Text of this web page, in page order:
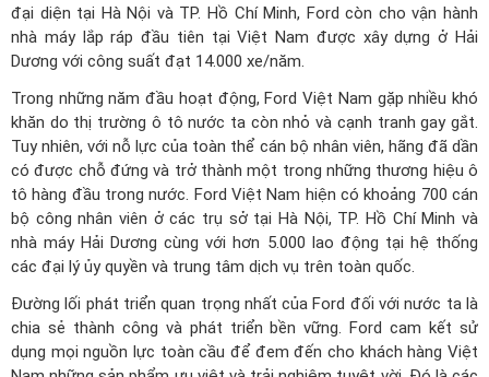
đại diện tại Hà Nội và TP. Hồ Chí Minh, Ford còn cho vận hành
nhà máy lắp ráp đầu tiên tại Việt Nam được xây dựng ở Hải
Dương với công suất đạt 14.000 xe/năm.
Trong những năm đầu hoạt động, Ford Việt Nam gặp nhiều khó
khăn do thị trường ô tô nước ta còn nhỏ và cạnh tranh gay gắt.
Tuy nhiên, với nỗ lực của toàn thể cán bộ nhân viên, hãng đã dần
có được chỗ đứng và trở thành một trong những thương hiệu ô
tô hàng đầu trong nước. Ford Việt Nam hiện có khoảng 700 cán
bộ công nhân viên ở các trụ sở tại Hà Nội, TP. Hồ Chí Minh và
nhà máy Hải Dương cùng với hơn 5.000 lao động tại hệ thống
các đại lý ủy quyền và trung tâm dịch vụ trên toàn quốc.
Đường lối phát triển quan trọng nhất của Ford đối với nước ta là
chia sẻ thành công và phát triển bền vững. Ford cam kết sử
dụng mọi nguồn lực toàn cầu để đem đến cho khách hàng Việt